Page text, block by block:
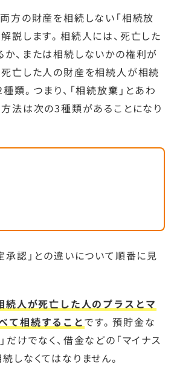
方の財産を相続しない「相続放
説します。相続人には、死亡した
、または相続しないかの権利が
死亡した人の財産を相続人が相続
類。つまり、「相続放棄」とあわ
法は次の3種類があることになり
承認」との違いについて順番に見
続人が死亡した人のプラスとマ
て相続することです。預貯金な
だけでなく、借金などの「マイナス
しなくてはなりません。